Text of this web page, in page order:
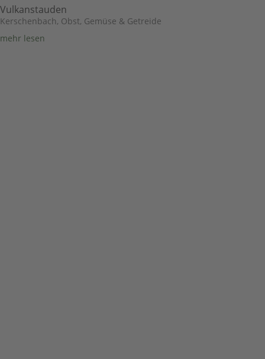
Vulkanstauden
Kerschenbach, Obst, Gemüse & Getreide
mehr lesen